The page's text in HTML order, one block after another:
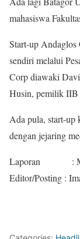
mahasiswa
Start-up Andaglos
sendiri melalui
Corp diawaki
Husin, pemilik IIB
Ada pula, start-
dengan jejaring
Laporan :
Editor/Posting :